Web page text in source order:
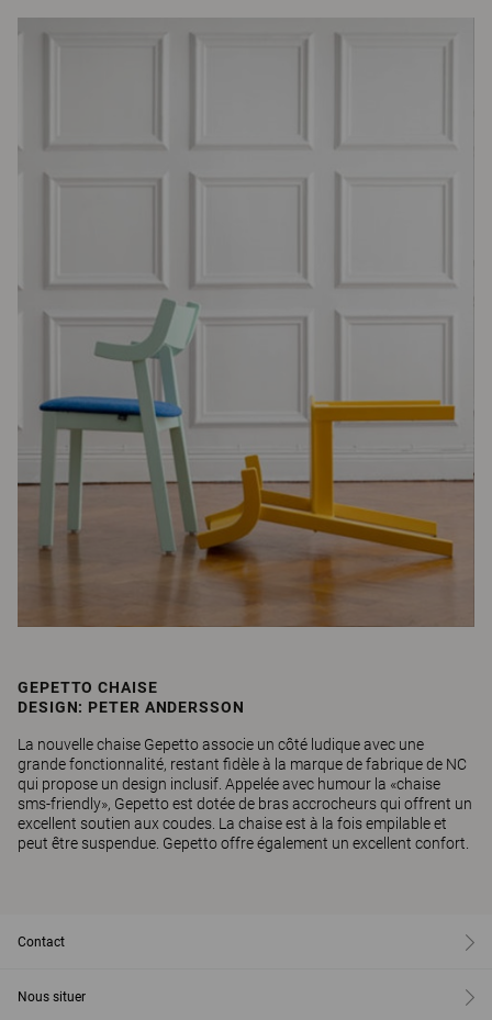
GEPETTO CHAISE
DESIGN: PETER ANDERSSON
La nouvelle chaise Gepetto associe un côté ludique avec une
grande fonctionnalité, restant fidèle à la marque de fabrique de NC
qui propose un design inclusif. Appelée avec humour la «chaise
sms-friendly», Gepetto est dotée de bras accrocheurs qui offrent un
excellent soutien aux coudes. La chaise est à la fois empilable et
peut être suspendue. Gepetto offre également un excellent confort.
Contact
Nous situer